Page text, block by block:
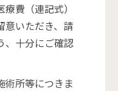
費（連記式）
意いただき、請
、十分にご確認
術所等につきま